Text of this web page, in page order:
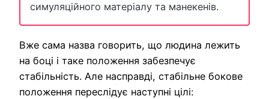
симуляційного матеріалу та манекенів.
Вже сама назва говорить, що людина лежить
на боці і таке положення забезпечує
стабільність. Але насправді, стабільне бокове
положення переслідує наступні цілі: